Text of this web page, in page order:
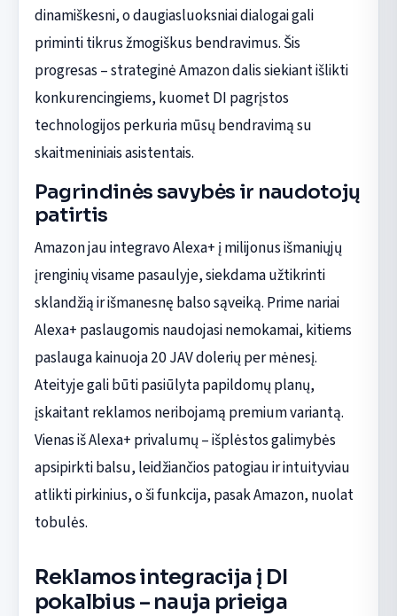
dinamiškesni, o daugiasluoksniai dialogai gali
priminti tikrus žmogiškus bendravimus. Šis
progresas – strateginė Amazon dalis siekiant išlikti
konkurencingiems, kuomet DI pagrįstos
technologijos perkuria mūsų bendravimą su
skaitmeniniais asistentais.
Pagrindinės savybės ir naudotojų
patirtis
Amazon jau integravo Alexa+ į milijonus išmaniųjų
įrenginių visame pasaulyje, siekdama užtikrinti
sklandžią ir išmanesnę balso sąveiką. Prime nariai
Alexa+ paslaugomis naudojasi nemokamai, kitiems
paslauga kainuoja 20 JAV dolerių per mėnesį.
Ateityje gali būti pasiūlyta papildomų planų,
įskaitant reklamos neribojamą premium variantą.
Vienas iš Alexa+ privalumų – išplėstos galimybės
apsipirkti balsu, leidžiančios patogiau ir intuityviau
atlikti pirkinius, o ši funkcija, pasak Amazon, nuolat
tobulės.
Reklamos integracija į DI
pokalbius – nauja prieiga